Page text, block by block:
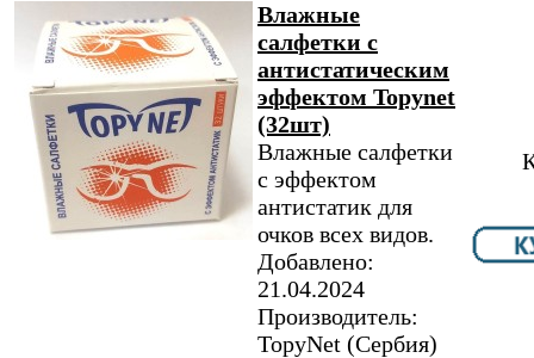
Влажные
салфетки с
антистатическим
эффектом Topynet
(32шт)
Влажные салфетки
с эффектом
антистатик для
очков всех видов.
Добавлено:
21.04.2024
Производитель:
TopyNet​ (Сербия)